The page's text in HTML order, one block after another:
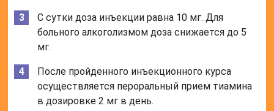
С сутки доза инъекции равна 10 мг. Для
больного алкоголизмом доза снижается до 5
мг.
После пройденного инъекционного курса
осуществляется пероральный прием тиамина
в дозировке 2 мг в день.